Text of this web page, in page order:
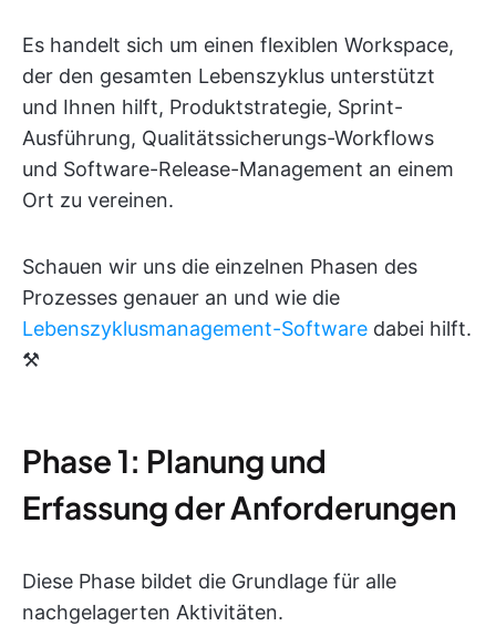
Es handelt sich um einen flexiblen Workspace,
der den gesamten Lebenszyklus unterstützt
und Ihnen hilft, Produktstrategie, Sprint-
Ausführung, Qualitätssicherungs-Workflows
und Software-Release-Management an einem
Ort zu vereinen.
Schauen wir uns die einzelnen Phasen des
Prozesses genauer an und wie die
Lebenszyklusmanagement-Software dabei hilft.
⚒️
Phase 1: Planung und
Erfassung der Anforderungen
Diese Phase bildet die Grundlage für alle
nachgelagerten Aktivitäten.